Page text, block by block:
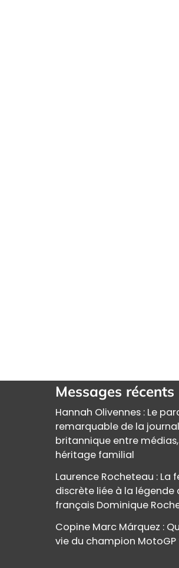
Messages récents
Hannah Olivennes : Le
remarquable de la
britannique entre
héritage familial
Laurence Rocheteau : La
discrète liée à la
français Dominique
Copine Marc Márquez :
vie du champion MotoGP